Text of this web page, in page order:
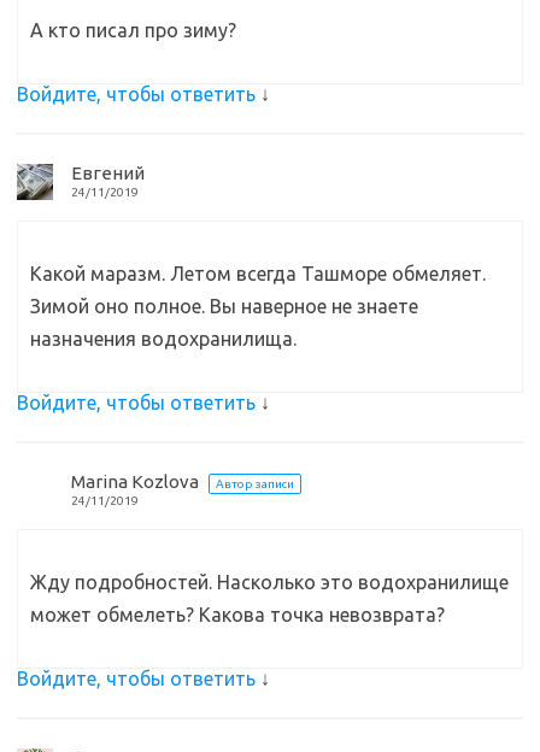
А кто писал про зиму?
Войдите, чтобы ответить ↓
Евгений
24/11/2019
Какой маразм. Летом всегда Ташморе обмеляет.
Зимой оно полное. Вы наверное не знаете
назначения водохранилища.
Войдите, чтобы ответить ↓
Marina Kozlova
Автор записи
24/11/2019
Жду подробностей. Насколько это водохранилище
может обмелеть? Какова точка невозврата?
Войдите, чтобы ответить ↓